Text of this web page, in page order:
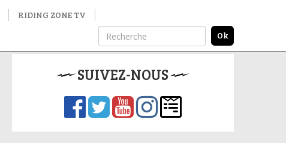
RIDING ZONE TV
SUIVEZ-NOUS